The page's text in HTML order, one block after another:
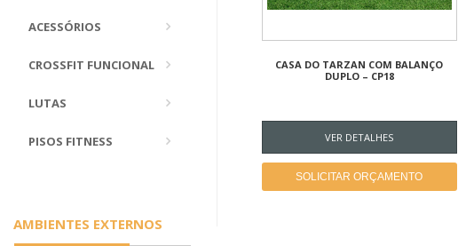
ACESSÓRIOS
CROSSFIT FUNCIONAL
LUTAS
PISOS FITNESS
AMBIENTES EXTERNOS
CASA DO TARZAN COM BALANÇO
DUPLO – CP18
VER DETALHES
SOLICITAR ORÇAMENTO